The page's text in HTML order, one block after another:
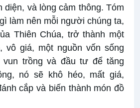
diện, và lòng cảm thông. Tóm
làm nên mỗi người chúng ta,
Thiên Chúa, trở thành một
vô giá, một nguồn vốn sống
trồng và đầu tư để tăng
nó sẽ khô héo, mất giá,
cắp và biến thành món đồ